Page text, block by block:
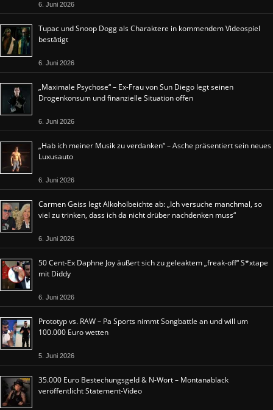
6. Juni 2026
Tupac und Snoop Dogg als Charaktere in kommendem Videospiel
bestätigt
6. Juni 2026
„Maximale Psychose“ – Ex-Frau von Sun Diego legt seinen
Drogenkonsum und finanzielle Situation offen
6. Juni 2026
„Hab ich meiner Musik zu verdanken“ – Asche präsentiert sein neues
Luxusauto
6. Juni 2026
Carmen Geiss legt Alkoholbeichte ab: „Ich versuche manchmal, so
viel zu trinken, dass ich da nicht drüber nachdenken muss“
6. Juni 2026
50 Cent-Ex Daphne Joy äußert sich zu geleaktem „freak-off“ S*xtape
mit Diddy
6. Juni 2026
Prototyp vs. RAW – Pa Sports nimmt Songbattle an und will um
100.000 Euro wetten
5. Juni 2026
35.000 Euro Bestechungsgeld & N-Wort – Montanablack
veröffentlicht Statement-Video